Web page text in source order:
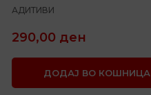
АДИТИВИ
290,00 ден
ДОДАЈ ВО КОШНИЦА